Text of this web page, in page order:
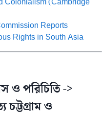
Reports
Rights in South Asia
ও পরিচিতি ->
চট্টগ্রাম ও